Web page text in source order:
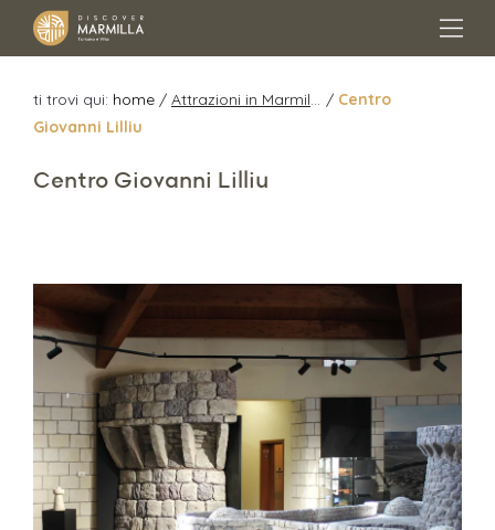
ti trovi qui: home / / Centro
Giovanni Lilliu
Centro Giovanni Lilliu